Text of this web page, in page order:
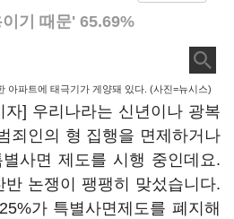
기 때문' 65.69%
아파트에 태극기가 게양돼 있다. (사진=뉴시스)
자] 우리나라는 신년이나 광복
죄인의 형 집행을 면제하거나
사면 제도를 시행 중인데요.
논쟁이 팽팽히 맞섰습니다.
가 특별사면제도를 폐지해